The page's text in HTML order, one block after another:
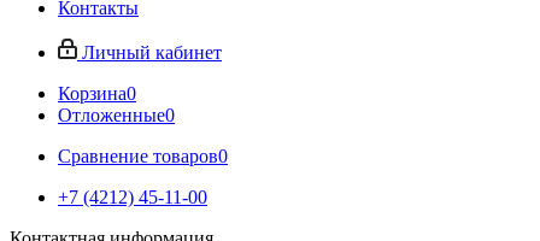
Контакты
Личный кабинет
Корзина0
Отложенные0
Сравнение товаров0
+7 (4212) 45-11-00